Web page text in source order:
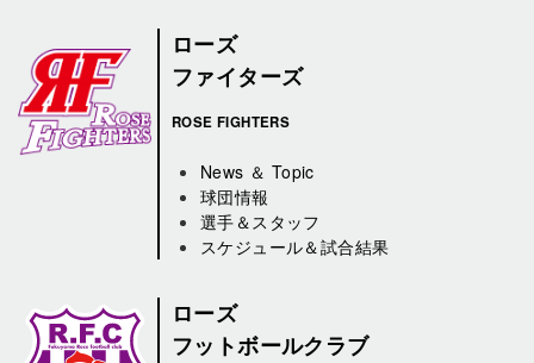
ローズ
ファイターズ
ROSE FIGHTERS
News ＆ Topic
球団情報
選手＆スタッフ
スケジュール＆試合結果
ローズ
フットボールクラブ